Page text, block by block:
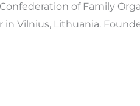
of Family
Vilnius, Lithuania.